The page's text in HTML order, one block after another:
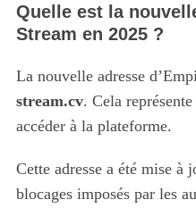
Quelle est la
Stream en 2025 ?
La nouvelle adresse
stream.cv. Cela
accéder à la plateforme.
Cette adresse a été mise à
blocages imposés par les